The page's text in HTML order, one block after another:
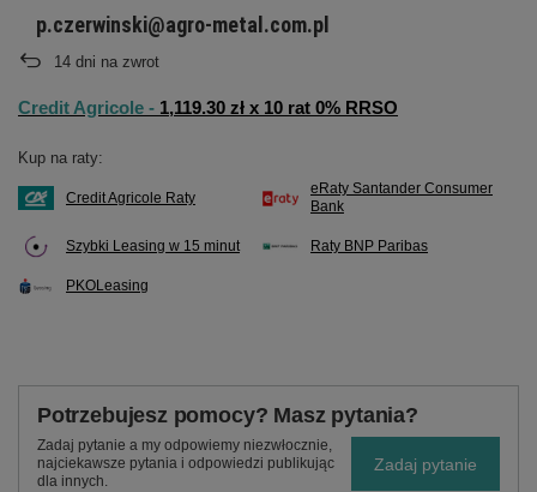
p.czerwinski@agro-metal.com.pl
14 dni na zwrot
Credit Agricole - 1,119.30 zł x 10 rat 0% RRSO
Kup na raty:
Credit Agricole Raty
eRaty Santander Consumer
Bank
Szybki Leasing w 15 minut Raty BNP Paribas
PKOLeasing
Potrzebujesz pomocy? Masz pytania?
Zadaj pytanie a my odpowiemy niezwłocznie,
najciekawsze pytania i odpowiedzi publikując
dla innych.
Zadaj pytanie